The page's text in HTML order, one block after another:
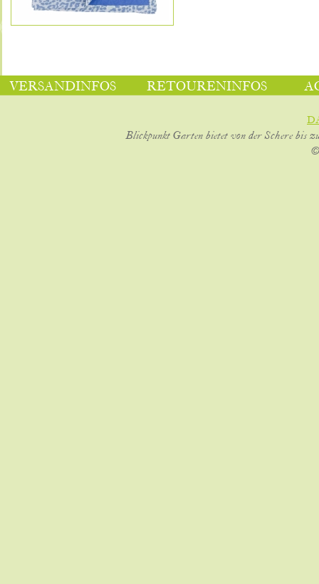
VERSANDINFOS RETOURENINFOS
Blickpunkt Garten bietet von der Schere bis